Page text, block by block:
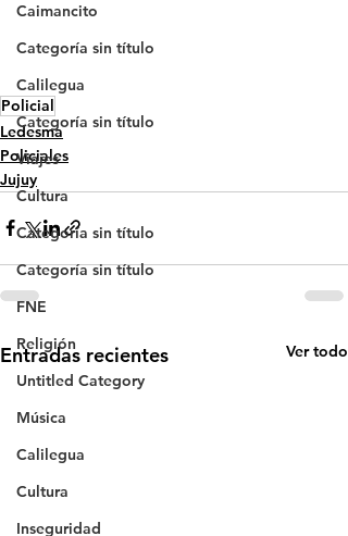
Caimancito
Categoría sin título
Calilegua
Categoría sin título
Viajes
Cultura
Categoría sin título
Categoría sin título
FNE
Religión
Untitled Category
Música
Calilegua
Cultura
Inseguridad
Policial
Ledesma
Policiales
Jujuy
Entradas recientes Ver todo